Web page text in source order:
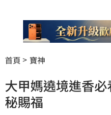
首頁 寶神
大甲媽遶境進香
秘賜福